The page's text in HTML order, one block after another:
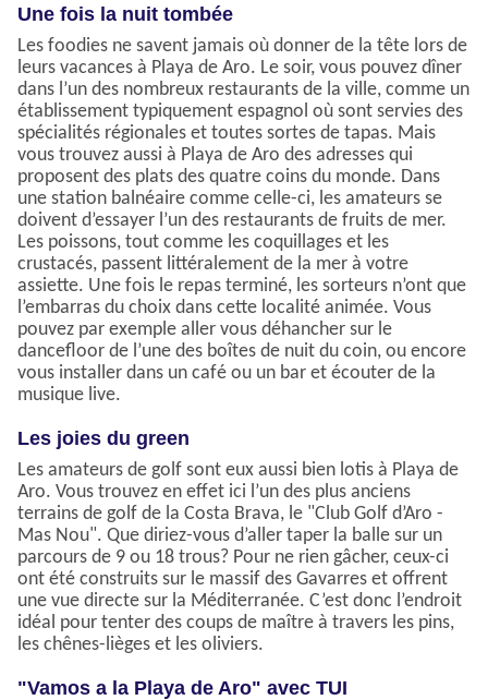
Une fois la nuit tombée
Les foodies ne savent jamais où donner de la tête lors de
leurs vacances à Playa de Aro. Le soir, vous pouvez dîner
dans l’un des nombreux restaurants de la ville, comme un
établissement typiquement espagnol où sont servies des
spécialités régionales et toutes sortes de tapas. Mais
vous trouvez aussi à Playa de Aro des adresses qui
proposent des plats des quatre coins du monde. Dans
une station balnéaire comme celle-ci, les amateurs se
doivent d’essayer l’un des restaurants de fruits de mer.
Les poissons, tout comme les coquillages et les
crustacés, passent littéralement de la mer à votre
assiette. Une fois le repas terminé, les sorteurs n’ont que
l’embarras du choix dans cette localité animée. Vous
pouvez par exemple aller vous déhancher sur le
dancefloor de l’une des boîtes de nuit du coin, ou encore
vous installer dans un café ou un bar et écouter de la
musique live.
Les joies du green
Les amateurs de golf sont eux aussi bien lotis à Playa de
Aro. Vous trouvez en effet ici l’un des plus anciens
terrains de golf de la Costa Brava, le "Club Golf d’Aro -
Mas Nou". Que diriez-vous d’aller taper la balle sur un
parcours de 9 ou 18 trous? Pour ne rien gâcher, ceux-ci
ont été construits sur le massif des Gavarres et offrent
une vue directe sur la Méditerranée. C’est donc l’endroit
idéal pour tenter des coups de maître à travers les pins,
les chênes-lièges et les oliviers.
"Vamos a la Playa de Aro" avec TUI